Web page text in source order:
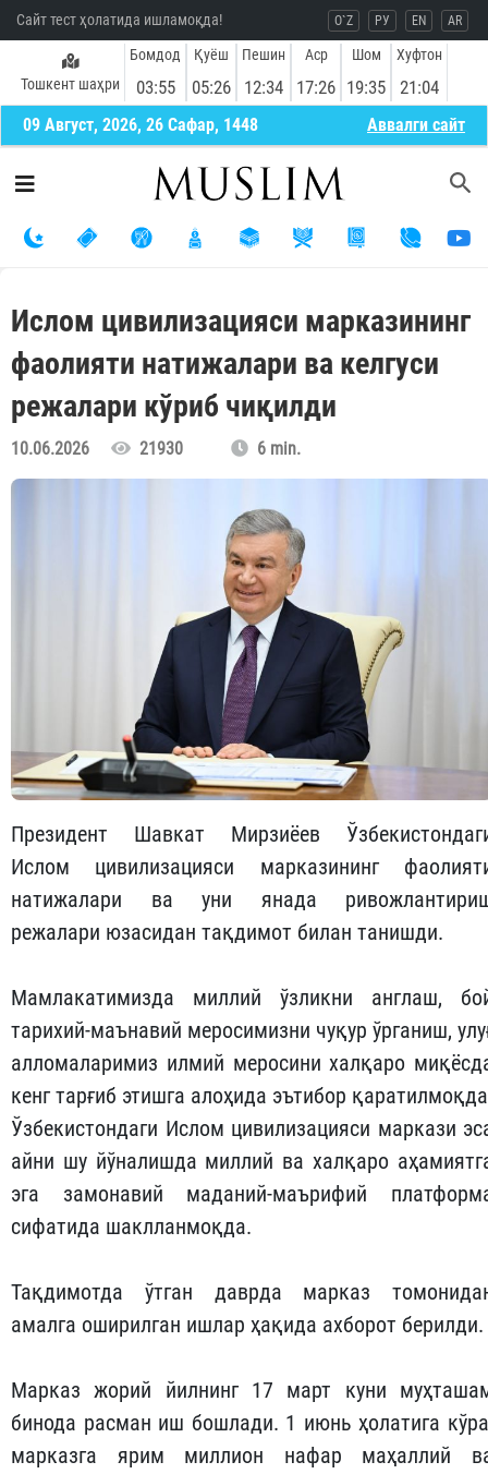
Сайт тест ҳолатида ишламоқда! O`Z РУ EN AR
Тошкент шаҳри
Бомдод
03:55
Қуёш
05:26
Пешин
12:34
Аср
17:26
Шом
19:35
Хуфтон
21:04
09 Август, 2026, 26 Сафар, 1448 Aввалги сайт
Ислом цивилизацияси марказининг
фаолияти натижалари ва келгуси
режалари кўриб чиқилди
10.06.2026 21930 6 min.
Президент Шавкат Мирзиёев
Ислом цивилизацияси марказининг
натижалари ва уни янада
режалари юзасидан тақдимот билан танишди.
Мамлакатимизда миллий ўзликни англаш,
тарихий-маънавий меросимизни чуқур ўрганиш,
алломаларимиз илмий меросини халқаро
кенг тарғиб этишга алоҳида эътибор
Ўзбекистондаги Ислом цивилизацияси маркази
айни шу йўналишда миллий ва халқаро
эга замонавий маданий-маърифий
сифатида шаклланмоқда.
Тақдимотда ўтган даврда марказ
амалга оширилган ишлар ҳақида ахборот берилди.
Марказ жорий йилнинг 17 март куни
бинода расман иш бошлади. 1 июнь ҳолатига
марказга ярим миллион нафар маҳаллий